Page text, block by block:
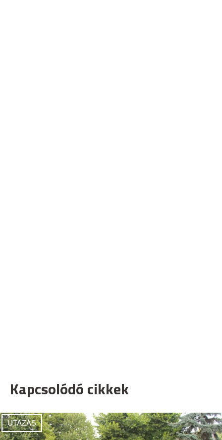
Kapcsolódó cikkek
UTAZÁS